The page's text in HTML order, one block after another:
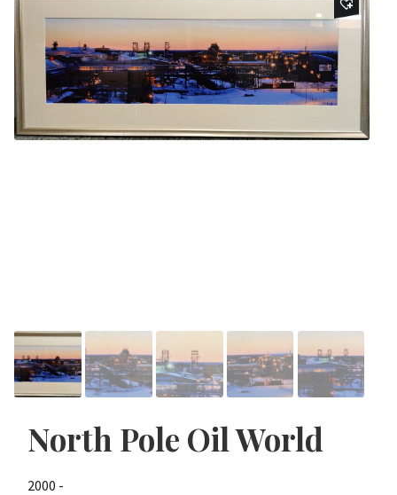
North Pole Oil World
2000 -